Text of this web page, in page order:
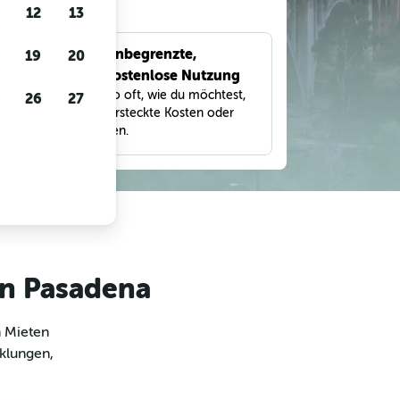
Unbegrenzte,
kostenlose Nutzung
Suche so oft, wie du möchtest,
ohne versteckte Kosten oder
Gebühren.
Pasadena
Mieten
12 13
19 20
26 27